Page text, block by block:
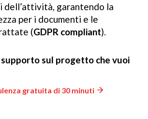
garantendo la
per i documenti e le
(GDPR compliant).
supporto sul progetto che vuoi
gratuita di 30 minuti